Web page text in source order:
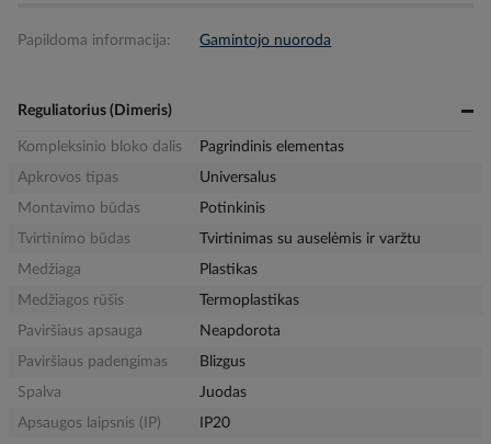
Papildoma informacija: Gamintojo nuoroda
Reguliatorius (Dimeris)
Kompleksinio bloko dalis
Pagrindinis elementas
Apkrovos tipas
Universalus
Montavimo būdas
Potinkinis
Tvirtinimo būdas
Tvirtinimas su auselėmis ir varžtu
Medžiaga
Plastikas
Medžiagos rūšis
Termoplastikas
Paviršiaus apsauga
Neapdorota
Paviršiaus padengimas
Blizgus
Spalva
Juodas
Apsaugos laipsnis (IP)
IP20